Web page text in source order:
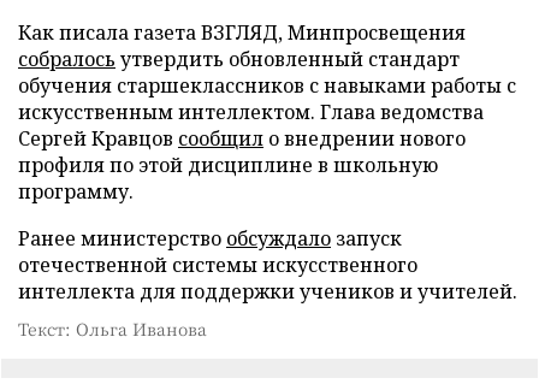
Как писала газета ВЗГЛЯД, Минпросвещения
собралось утвердить обновленный стандарт
обучения старшеклассников с навыками работы с
искусственным интеллектом. Глава ведомства
Сергей Кравцов сообщил о внедрении нового
профиля по этой дисциплине в школьную
программу.
Ранее министерство обсуждало запуск
отечественной системы искусственного
интеллекта для поддержки учеников и учителей.
Текст: Ольга Иванова